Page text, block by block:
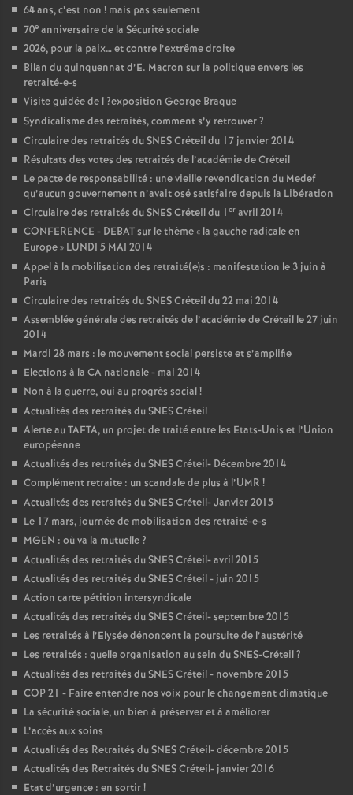
64 ans, c’est non ! mais pas seulement
70e anniversaire de la Sécurité sociale
2026, pour la paix… et contre l’extrême droite
Bilan du quinquennat d’E. Macron sur la politique envers les
retraité-e-s
Visite guidée de l?exposition George Braque
Syndicalisme des retraités, comment s’y retrouver?
Circulaire des retraités duSNESCréteil du 17 janvier 2014
Résultats des votes des retraités de l’académie de Créteil
Le pacte de responsabilité : une vieille revendication du Medef
qu’aucun gouvernement n’avait osé satisfaire depuis la Libération
Circulaire des retraités duSNESCréteil du 1 er avril 2014
CONFERENCE - DEBATsur le thème « la gauche radicale en
Europe» LUNDI 5 MAI 2014
Appel à la mobilisation des retraité(e)s : manifestation le 3 juin à
Paris
Circulaire des retraités duSNESCréteil du 22 mai 2014
Assemblée générale des retraités de l’académie de Créteil le 27 juin
2014
Mardi 28 mars : le mouvement social persiste et s’amplifie
Elections à la CA nationale - mai 2014
Non à la guerre, oui au progrès social!
Actualités des retraités duSNESCréteil
Alerte auTAFTA, un projet de traité entre les Etats-Unis et l’Union
européenne
Actualités des retraités duSNESCréteil- Décembre 2014
Complément retraite : un scandale de plus à l’UMR !
Actualités des retraités duSNESCréteil- Janvier 2015
Le 17 mars, journée de mobilisation des retraité-e-s
MGEN : où va la mutuelle?
Actualités des retraités duSNESCréteil- avril 2015
Actualités des retraités duSNESCréteil - juin 2015
Action carte pétition intersyndicale
Actualités des retraités duSNESCréteil- septembre 2015
Les retraités à l’Elysée dénoncent la poursuite de l’austérité
Les retraités : quelle organisation au sein duSNES-Créteil?
Actualités des retraités duSNESCréteil - novembre 2015
COP21 - Faire entendre nos voix pour le changement climatique
La sécurité sociale, un bien à préserver et à améliorer
L’accès aux soins
Actualités des Retraités duSNESCréteil- décembre 2015
Actualités des Retraités duSNESCréteil- janvier 2016
Etat d’urgence : en sortir!